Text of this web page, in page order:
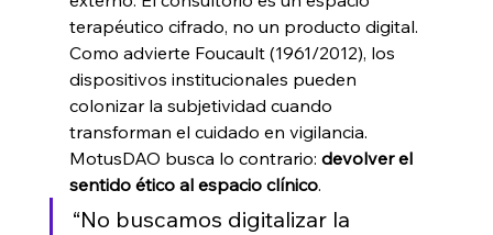
terapéutico cifrado, no un producto digital.
Como advierte Foucault (1961/2012), los
dispositivos institucionales pueden
colonizar la subjetividad cuando
transforman el cuidado en vigilancia.
MotusDAO busca lo contrario: devolver el
sentido ético al espacio clínico.
“No buscamos digitalizar la